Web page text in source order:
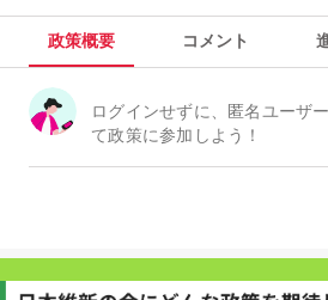
政策概要 コメント